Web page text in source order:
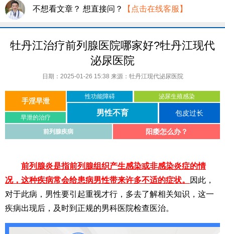
不想看文章？ 想直接问？ 【点击在线客服】
牡丹江治疗前列腺医院哪家好?牡丹江现代
泌尿医院
日期：2025-01-26 15:38 来源： 牡丹江现代泌尿医院
手淫早泄
性功能障碍 泌尿生殖感染
包皮过长
男性不育
早泄的治疗
前列腺疾病
阳痿怎么办？
前列腺炎是指前列腺组织产生感染或非感染炎症的情
况，这种疾病常会给患病男性带来许多不适的症状。
因此，
对于此病，男性要引起重视才行，多去了解相关知识，这一
疾病出现后，及时到正规的男科医院检查医治。